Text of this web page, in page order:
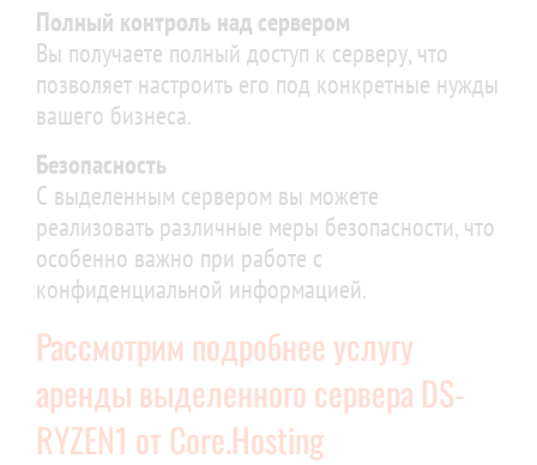
Полный контроль над сервером
Вы получаете полный доступ к серверу, что
позволяет настроить его под конкретные нужды
вашего бизнеса.
Безопасность
С выделенным сервером вы можете
реализовать различные меры безопасности, что
особенно важно при работе с
конфиденциальной информацией.
Рассмотрим подробнее услугу
аренды выделенного сервера DS-
RYZEN1 от Core.Hosting